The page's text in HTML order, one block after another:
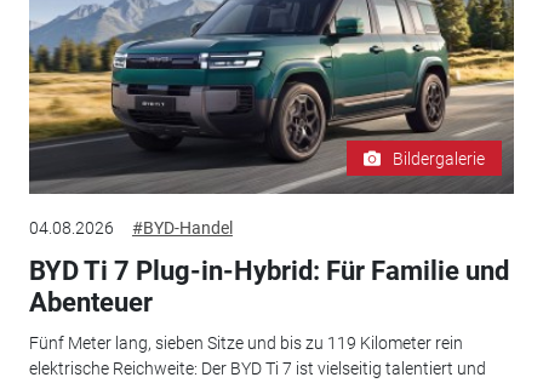
Bildergalerie
04.08.2026 #BYD-Handel
BYD Ti 7 Plug-in-Hybrid: Für Familie und
Abenteuer
Fünf Meter lang, sieben Sitze und bis zu 119 Kilometer rein
elektrische Reichweite: Der BYD Ti 7 ist vielseitig talentiert und